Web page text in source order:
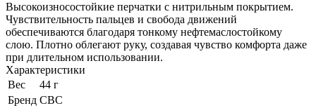
Высокоизносостойкие перчатки с нитрильным покрытием.
Чувствительность пальцев и свобода движений
обеспечиваются благодаря тонкому нефтемаслостойкому
слою. Плотно облегают руку, создавая чувство комфорта даже
при длительном использовании.
Характеристики
Вес
44 г
Бренд СВС